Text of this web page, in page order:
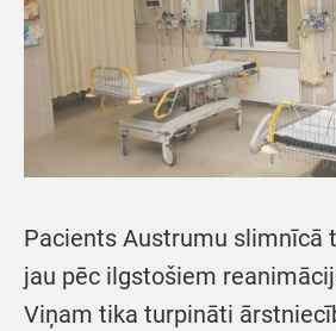
Pacients Austrumu slimnīcā
jau pēc ilgstošiem
Viņam tika turpināti